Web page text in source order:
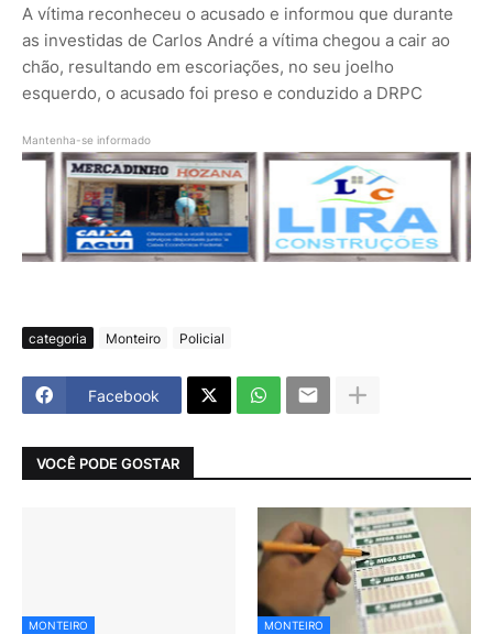
A vítima reconheceu o acusado e informou que durante
as investidas de Carlos André a vítima chegou a cair ao
chão, resultando em escoriações, no seu joelho
esquerdo, o acusado foi preso e conduzido a DRPC
Mantenha-se informado
categoria Monteiro Policial
Facebook
VOCÊ PODE GOSTAR
MONTEIRO MONTEIRO